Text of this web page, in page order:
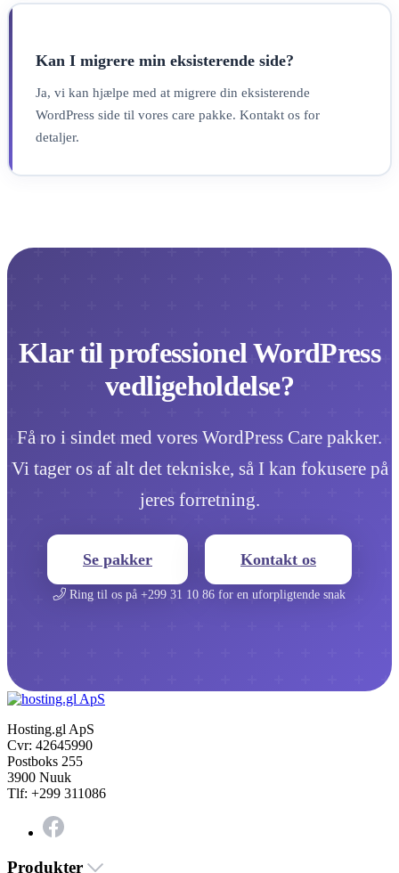
Kan I migrere min eksisterende side?
Ja, vi kan hjælpe med at migrere din eksisterende
WordPress side til vores care pakke. Kontakt os for
detaljer.
Klar til professionel WordPress
vedligeholdelse?
Få ro i sindet med vores WordPress Care pakker.
Vi tager os af alt det tekniske, så I kan fokusere på
jeres forretning.
Se pakker Kontakt os
Ring til os på +299 31 10 86 for en uforpligtende snak
Hosting.gl ApS
Cvr: 42645990
Postboks 255
3900 Nuuk
Tlf: +299 311086
Produkter